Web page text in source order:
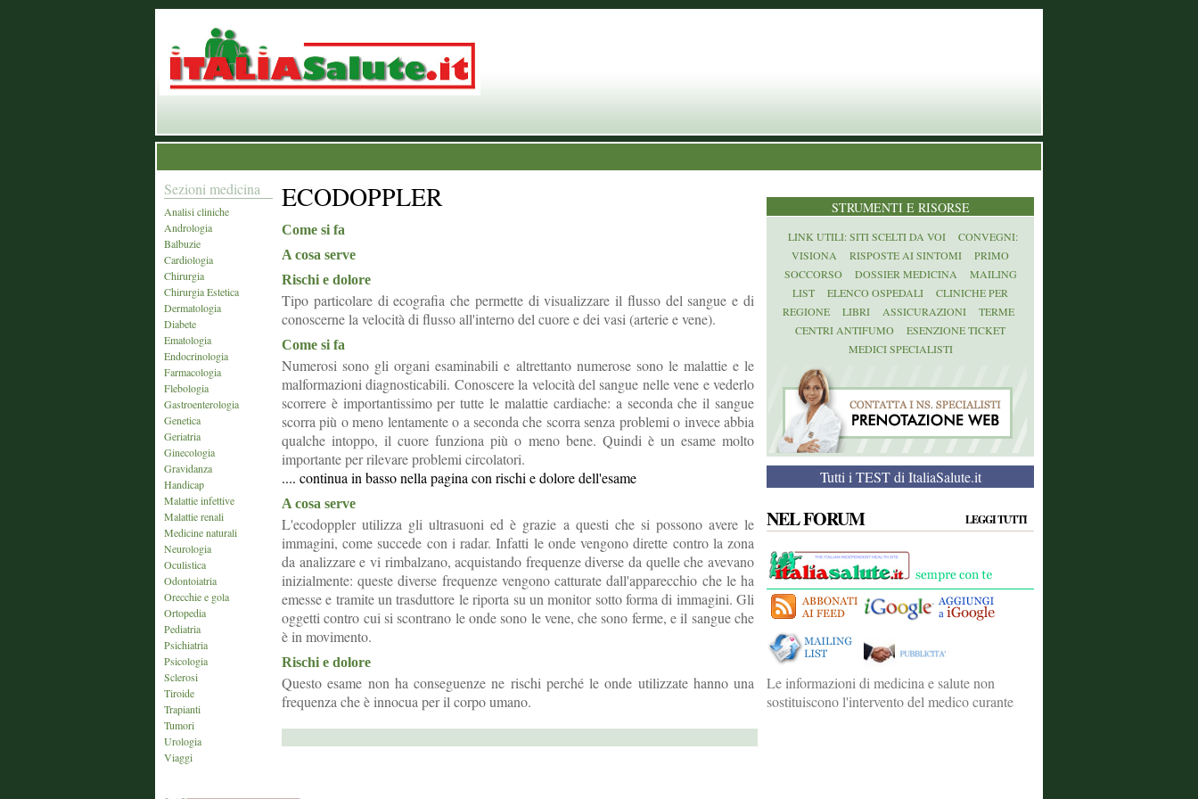
Sezioni medicina
Analisi cliniche
Andrologia
Balbuzie
Cardiologia
Chirurgia
Chirurgia Estetica
Dermatologia
Diabete
Ematologia
Endocrinologia
Farmacologia
Flebologia
Gastroenterologia
Genetica
Geriatria
Ginecologia
Gravidanza
Handicap
Malattie infettive
Malattie renali
Medicine naturali
Neurologia
Oculistica
Odontoiatria
Orecchie e gola
Ortopedia
Pediatria
Psichiatria
Psicologia
Sclerosi
Tiroide
Trapianti
Tumori
Urologia
Viaggi
ECODOPPLER
Come si fa
A cosa serve
Rischi e dolore
Tipo particolare di ecografia che permette di visualizzare il flusso del sangue e di
conoscerne la velocità di flusso all'interno del cuore e dei vasi (arterie e vene).
Come si fa
Numerosi sono gli organi esaminabili e altrettanto numerose sono le malattie e le
malformazioni diagnosticabili. Conoscere la velocità del sangue nelle vene e vederlo
scorrere è importantissimo per tutte le malattie cardiache: a seconda che il sangue
scorra più o meno lentamente o a seconda che scorra senza problemi o invece abbia
qualche intoppo, il cuore funziona più o meno bene. Quindi è un esame molto
importante per rilevare problemi circolatori.
.... continua in basso nella pagina con rischi e dolore dell'esame
A cosa serve
L'ecodoppler utilizza gli ultrasuoni ed è grazie a questi che si possono avere le
immagini, come succede con i radar. Infatti le onde vengono dirette contro la zona
da analizzare e vi rimbalzano, acquistando frequenze diverse da quelle che avevano
inizialmente: queste diverse frequenze vengono catturate dall'apparecchio che le ha
emesse e tramite un trasduttore le riporta su un monitor sotto forma di immagini. Gli
oggetti contro cui si scontrano le onde sono le vene, che sono ferme, e il sangue che
è in movimento.
Rischi e dolore
Questo esame non ha conseguenze ne rischi perché le onde utilizzate hanno una
frequenza che è innocua per il corpo umano.
STRUMENTI E RISORSE
LINK UTILI: SITI SCELTI DA VOI
CONVEGNI:
VISIONA
RISPOSTE AI SINTOMI
PRIMO
SOCCORSO
DOSSIER MEDICINA
MAILING
LIST
ELENCO OSPEDALI
CLINICHE PER
REGIONE
LIBRI ASSICURAZIONI
TERME
CENTRI ANTIFUMO
ESENZIONE TICKET
MEDICI SPECIALISTI
Tutti i TEST di ItaliaSalute.it
NEL FORUM LEGGI TUTTI
Le informazioni di medicina e salute non
sostituiscono l'intervento del medico curante